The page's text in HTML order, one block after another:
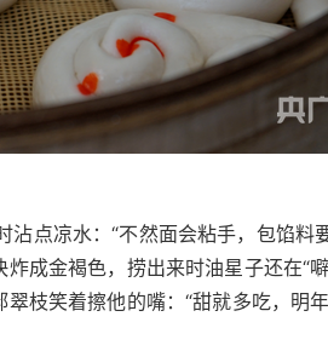
点凉水：“不然面会粘手，包馅料
成金褐色，捞出来时油星子还在“
枝笑着擦他的嘴：“甜就多吃，明